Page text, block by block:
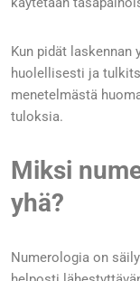
Kun pidät laskennan
huolellisesti ja
menetelmästä
tuloksia.
Miksi
yhä?
Numerologia on